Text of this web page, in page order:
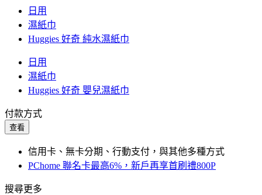
日用
濕紙巾
Huggies 好奇 純水濕紙巾
日用
濕紙巾
Huggies 好奇 嬰兒濕紙巾
付款方式
查看
信用卡、無卡分期、行動支付，與其他多種方式
PChome 聯名卡最高6%，新戶再享首刷禮800P
搜尋更多